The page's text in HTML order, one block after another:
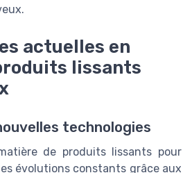
actuelles en
lissants
technologies
de produits lissants pour
évolutions constants grâce aux